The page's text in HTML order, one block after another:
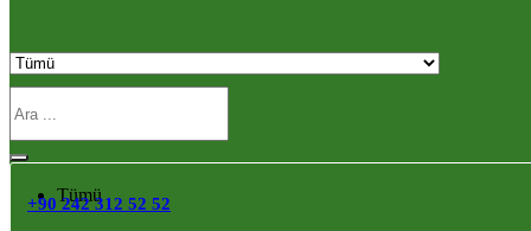
Tümü
+90 242 312 52 52